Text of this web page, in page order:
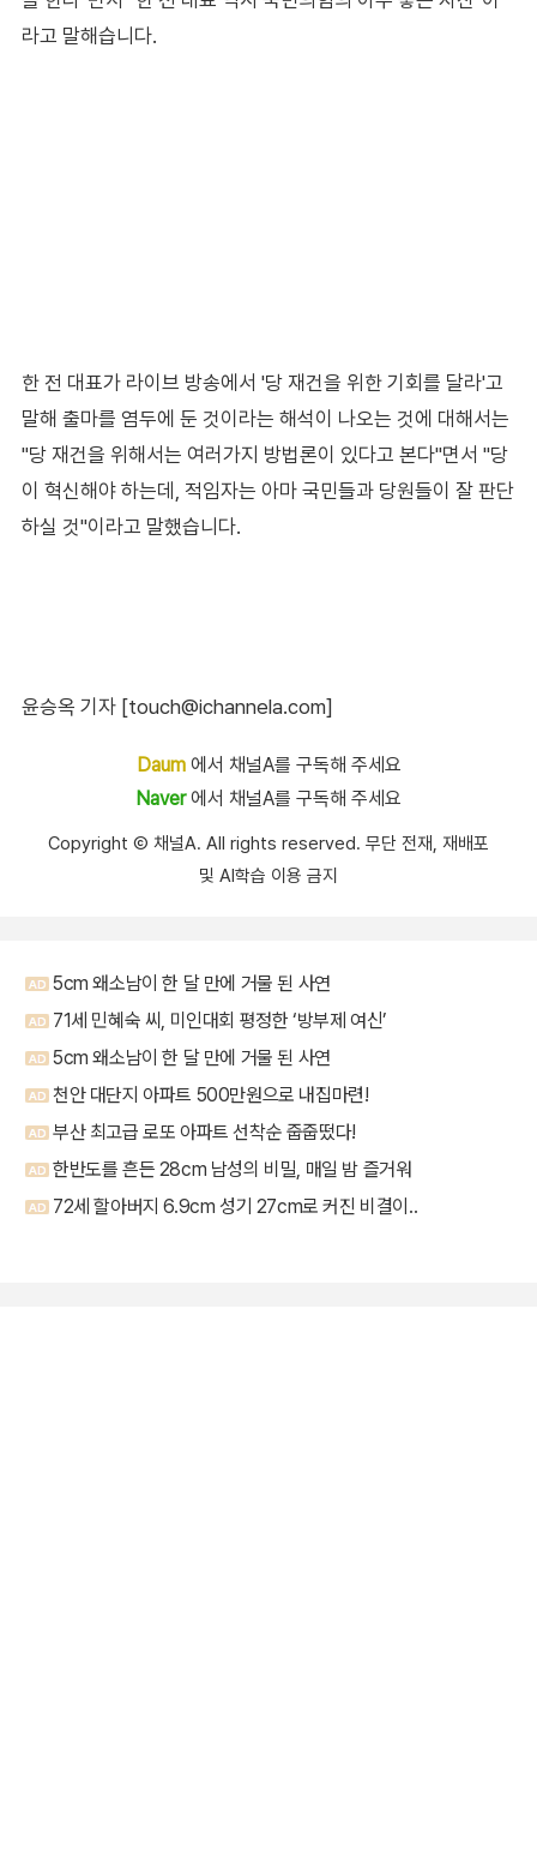
라고 말해습니다.
한 전 대표가 라이브 방송에서 '당 재건을 위한 기회를 달라'고
말해 출마를 염두에 둔 것이라는 해석이 나오는 것에 대해서는
"당 재건을 위해서는 여러가지 방법론이 있다고 본다"면서 "당
이 혁신해야 하는데, 적임자는 아마 국민들과 당원들이 잘 판단
하실 것"이라고 말했습니다.
윤승옥 기자 [touch@ichannela.com]
Daum에서 채널A를 구독해 주세요
Naver에서 채널A를 구독해 주세요
Copyright Ⓒ 채널A. All rights reserved. 무단 전재, 재배포
및 AI학습 이용 금지